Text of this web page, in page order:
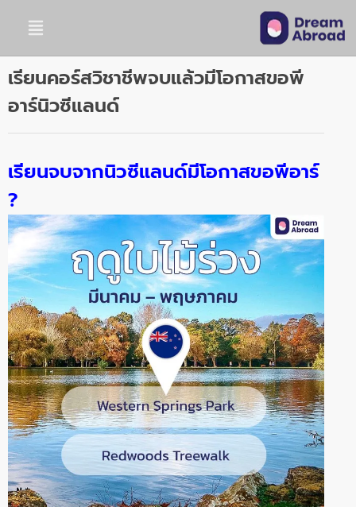
เรียนคอร์สวิชาชีพจบแล้วมีโอกาสขอพี
อาร์นิวซีแลนด์
เรียนจบจากนิวซีแลนด์มีโอกาสขอพีอาร์
?